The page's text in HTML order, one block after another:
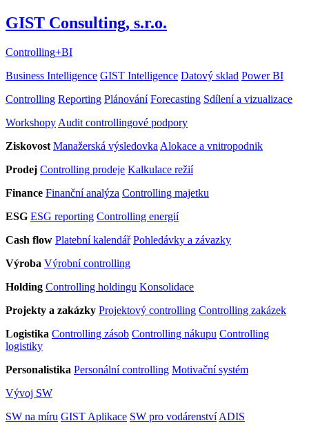
GIST Consulting, s.r.o.
Controlling+BI
Business Intelligence GIST Intelligence Datový sklad Power BI
Controlling Reporting Plánování Forecasting Sdílení a vizualizace
Workshopy Audit controllingové podpory
Ziskovost Manažerská výsledovka Alokace a vnitropodnik
Prodej Controlling prodeje Kalkulace režií
Finance Finanční analýza Controlling majetku
ESG ESG reporting Controlling energií
Cash flow Platební kalendář Pohledávky a závazky
Výroba Výrobní controlling
Holding Controlling holdingu Konsolidace
Projekty a zakázky Projektový controlling Controlling zakázek
Logistika Controlling zásob Controlling nákupu Controlling
logistiky
Personalistika Personální controlling Motivační systém
Vývoj SW
SW na míru GIST Aplikace SW pro vodárenství ADIS